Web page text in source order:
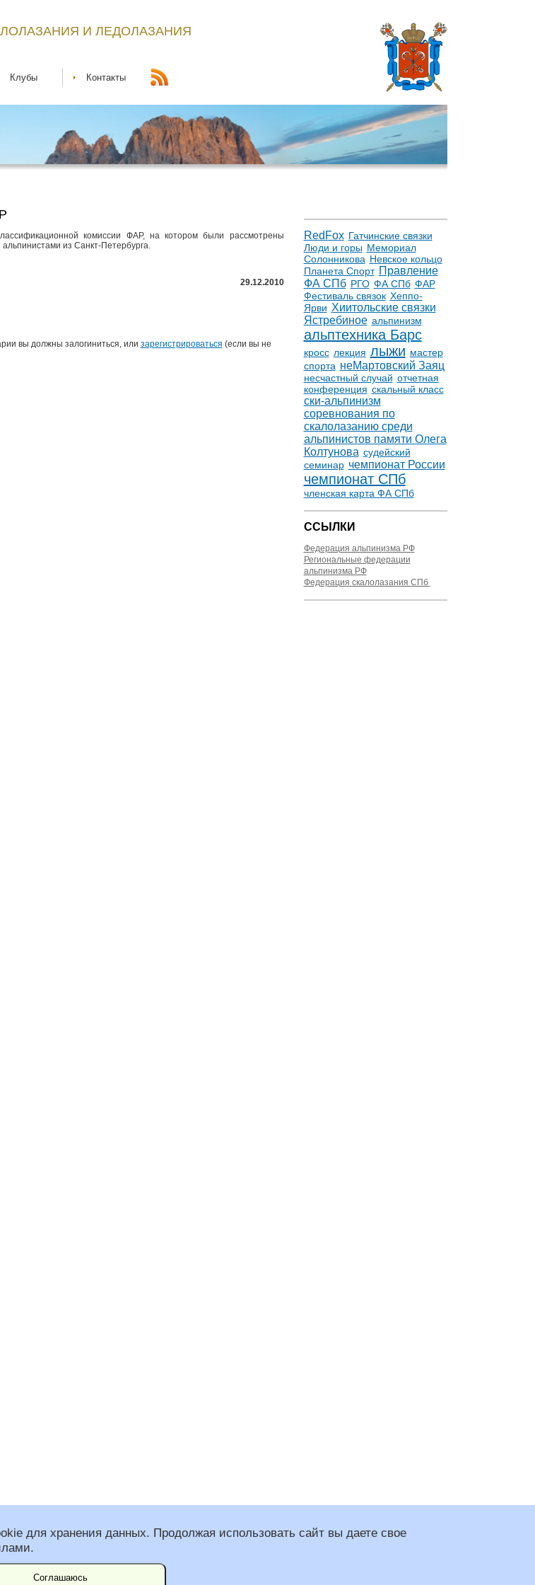
И ЛЕДОЛАЗАНИЯ
Клубы Контакты
RedFox Гатчинские связки
Люди и горы Мемориал
Солонникова Невское кольцо
Планета Спорт Правление
ФА СПб РГО ФА СПб ФАР
Фестиваль связок Хеппо-
Ярви Хиитольские связки
Ястребиное альпинизм
альптехника Барс
кросс лекция лыжи мастер
спорта неМартовский Заяц
несчастный случай отчетная
конференция скальный класс
ски-альпинизм
соревнования по
скалолазанию среди
альпинистов памяти Олега
Колтунова судейский
семинар чемпионат России
чемпионат СПб
членская карта ФА СПб
ССЫЛКИ
Федерация альпинизма РФ
Региональные федерации
альпинизма РФ
Федерация скалолазания СПб
комиссии ФАР, на котором были рассмотрены
из Санкт-Петербурга.
29.12.2010
вы должны залогиниться, или зарегистрироваться (если вы не
“Федерация альпинизма Санкт-Петербурга”
Воробьева.
для хранения данных. Продолжая использовать сайт вы даете свое
Соглашаюсь